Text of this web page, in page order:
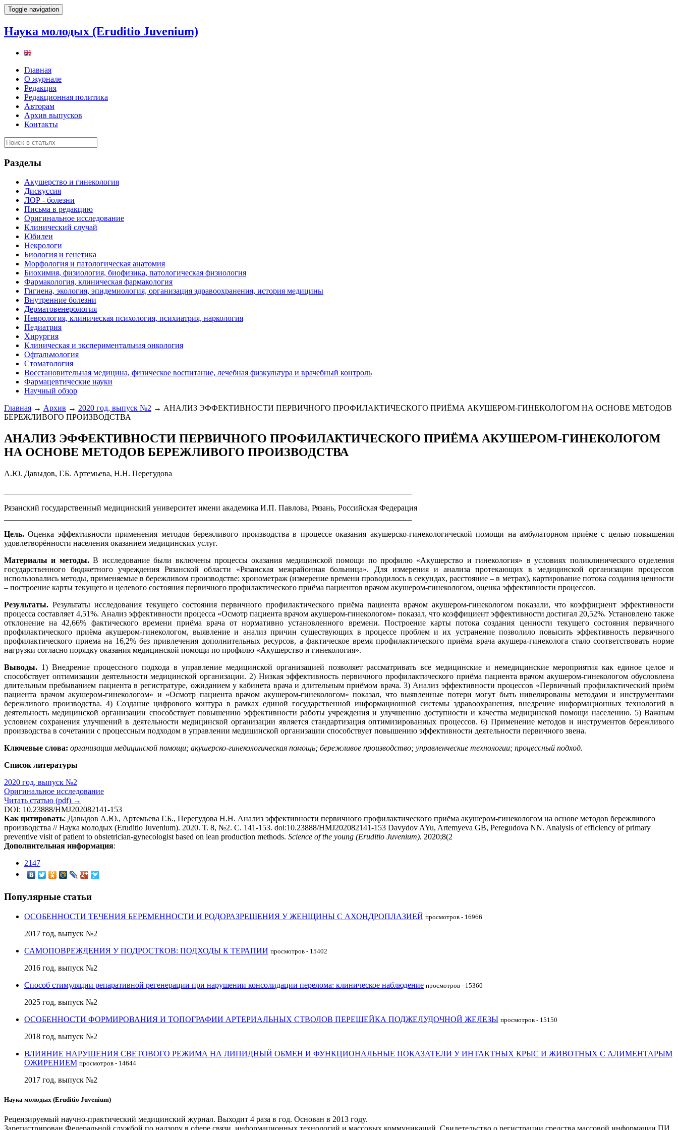
Toggle navigation
Наука молодых (Eruditio Juvenium)
Главная
О журнале
Редакция
Редакционная политика
Авторам
Архив выпусков
Контакты
Разделы
Акушерство и гинекология
Дискуссия
ЛОР - болезни
Письма в редакцию
Оригинальное исследование
Клинический случай
Юбилеи
Некрологи
Биология и генетика
Морфология и патологическая анатомия
Биохимия, физиология, биофизика, патологическая физиология
Фармакология, клиническая фармакология
Гигиена, экология, эпидемиология, организация здравоохранения, история медицины
Внутренние болезни
Дерматовенерология
Неврология, клиническая психология, психиатрия, наркология
Педиатрия
Хирургия
Клиническая и экспериментальная онкология
Офтальмология
Стоматология
Восстановительная медицина, физическое воспитание, лечебная физкультура и врачебный контроль
Фармацевтические науки
Научный обзор
Главная → Архив → 2020 год, выпуск №2 → АНАЛИЗ ЭФФЕКТИВНОСТИ ПЕРВИЧНОГО ПРОФИЛАКТИЧЕСКОГО ПРИЁМА АКУШЕРОМ-ГИНЕКОЛОГОМ НА ОСНОВЕ МЕТОДОВ
БЕРЕЖЛИВОГО ПРОИЗВОДСТВА
АНАЛИЗ ЭФФЕКТИВНОСТИ ПЕРВИЧНОГО ПРОФИЛАКТИЧЕСКОГО ПРИЁМА АКУШЕРОМ-ГИНЕКОЛОГОМ
НА ОСНОВЕ МЕТОДОВ БЕРЕЖЛИВОГО ПРОИЗВОДСТВА
А.Ю. Давыдов, Г.Б. Артемьева, Н.Н. Перегудова
Рязанский государственный медицинский университет имени академика И.П. Павлова, Рязань, Российская Федерация
Цель. Оценка эффективности применения методов бережливого производства в процессе оказания акушерско-гинекологической помощи на амбулаторном приёме с целью повышения
удовлетворённости населения оказанием медицинских услуг.
Материалы и методы.В исследование были включены процессы оказания медицинской помощи по профилю «Акушерство и гинекология» в условиях поликлинического отделения
государственного бюджетного учреждения Рязанской области «Рязанская межрайонная больница». Для измерения и анализа протекающих в медицинской организации процессов
использовались методы, применяемые в бережливом производстве: хронометраж (измерение времени проводилось в секундах, расстояние – в метрах), картирование потока создания ценности
– построение карты текущего и целевого состояния первичного профилактического приёма пациентов врачом акушером-гинекологом, оценка эффективности процессов.
Результаты. Результаты исследования текущего состояния первичного профилактического приёма пациента врачом акушером-гинекологом показали, что коэффициент эффективности
процесса составляет 4,51%. Анализ эффективности процесса «Осмотр пациента врачом акушером-гинекологом» показал, что коэффициент эффективности достигал 20,52%. Установлено также
отклонение на 42,66% фактического времени приёма врача от нормативно установленного времени. Построение карты потока создания ценности текущего состояния первичного
профилактического приёма акушером-гинекологом, выявление и анализ причин существующих в процессе проблем и их устранение позволило повысить эффективность первичного
профилактического приема на 16,2% без привлечения дополнительных ресурсов, а фактическое время профилактического приёма врача акушера-гинеколога стало соответствовать норме
нагрузки согласно порядку оказания медицинской помощи по профилю «Акушерство и гинекология».
Выводы. 1) Внедрение процессного подхода в управление медицинской организацией позволяет рассматривать все медицинские и немедицинские мероприятия как единое целое и
способствует оптимизации деятельности медицинской организации. 2) Низкая эффективность первичного профилактического приёма пациента врачом акушером-гинекологом обусловлена
длительным пребыванием пациента в регистратуре, ожиданием у кабинета врача и длительным приёмом врача. 3) Анализ эффективности процессов «Первичный профилактический приём
пациента врачом акушером-гинекологом» и «Осмотр пациента врачом акушером-гинекологом» показал, что выявленные потери могут быть нивелированы методами и инструментами
бережливого производства. 4) Создание цифрового контура в рамках единой государственной информационной системы здравоохранения, внедрение информационных технологий в
деятельность медицинской организации способствует повышению эффективности работы учреждения и улучшению доступности и качества медицинской помощи населению. 5) Важным
условием сохранения улучшений в деятельности медицинской организации является стандартизация оптимизированных процессов. 6) Применение методов и инструментов бережливого
производства в сочетании с процессным подходом в управлении медицинской организации способствует повышению эффективности деятельности первичного звена.
Ключевые слова: организация медицинской помощи; акушерско-гинекологическая помощь; бережливое производство; управленческие технологии; процессный подход.
Список литературы
2020 год, выпуск №2
Оригинальное исследование
Читать статью (pdf) →
DOI: 10.23888/HMJ202082141-153
Как цитировать: Давыдов А.Ю., Артемьева Г.Б., Перегудова Н.Н. Анализ эффективности первичного профилактического приёма акушером-гинекологом на основе методов бережливого
производства // Наука молодых (Eruditio Juvenium). 2020. Т. 8, №2. С. 141-153. doi:10.23888/HMJ202082141-153 Davydov AYu, Artemyeva GB, Peregudova NN. Analysis of efficiency of primary
preventive visit of patient to obstetrician-gynecologist based on lean production methods. Science of the young (Eruditio Juvenium). 2020;8(2
Дополнительная информация:
2147
Популярные статьи
ОСОБЕННОСТИ ТЕЧЕНИЯ БЕРЕМЕННОСТИ И РОДОРАЗРЕШЕНИЯ У ЖЕНЩИНЫ С АХОНДРОПЛАЗИЕЙ просмотров - 16966
2017 год, выпуск №2
САМОПОВРЕЖДЕНИЯ У ПОДРОСТКОВ: ПОДХОДЫ К ТЕРАПИИ просмотров - 15402
2016 год, выпуск №2
Способ стимуляции репаративной регенерации при нарушении консолидации перелома: клиническое наблюдение просмотров - 15360
2025 год, выпуск №2
ОСОБЕННОСТИ ФОРМИРОВАНИЯ И ТОПОГРАФИИ АРТЕРИАЛЬНЫХ СТВОЛОВ ПЕРЕШЕЙКА ПОДЖЕЛУДОЧНОЙ ЖЕЛЕЗЫ просмотров - 15150
2018 год, выпуск №2
ВЛИЯНИЕ НАРУШЕНИЯ СВЕТОВОГО РЕЖИМА НА ЛИПИДНЫЙ ОБМЕН И ФУНКЦИОНАЛЬНЫЕ ПОКАЗАТЕЛИ У ИНТАКТНЫХ КРЫС И ЖИВОТНЫХ С АЛИМЕНТАРЫМ
ОЖИРЕНИЕМ просмотров - 14644
2017 год, выпуск №2
Наука молодых (Eruditio Juvenium)
Рецензируемый научно-практический медицинский журнал. Выходит 4 раза в год. Основан в 2013 году.
Зарегистрирован Федеральной службой по надзору в сфере связи, информационных технологий и массовых коммуникаций. Свидетельство о регистрации средства массовой информации ПИ